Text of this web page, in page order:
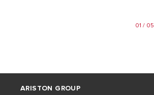
01 / 05
ARISTON GROUP